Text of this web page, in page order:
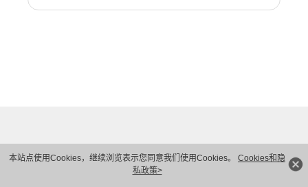
本站点使用Cookies，继续浏览表示您同意我们使用Cookies。 Cookies和隐
私政策>